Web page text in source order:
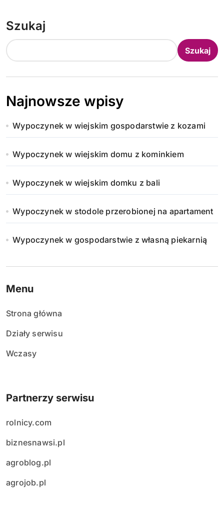
Szukaj
Szukaj
Najnowsze wpisy
Wypoczynek w wiejskim gospodarstwie z kozami
Wypoczynek w wiejskim domu z kominkiem
Wypoczynek w wiejskim domku z bali
Wypoczynek w stodole przerobionej na apartament
Wypoczynek w gospodarstwie z własną piekarnią
Menu
Strona główna
Działy serwisu
Wczasy
Partnerzy serwisu
rolnicy.com
biznesnawsi.pl
agroblog.pl
agrojob.pl